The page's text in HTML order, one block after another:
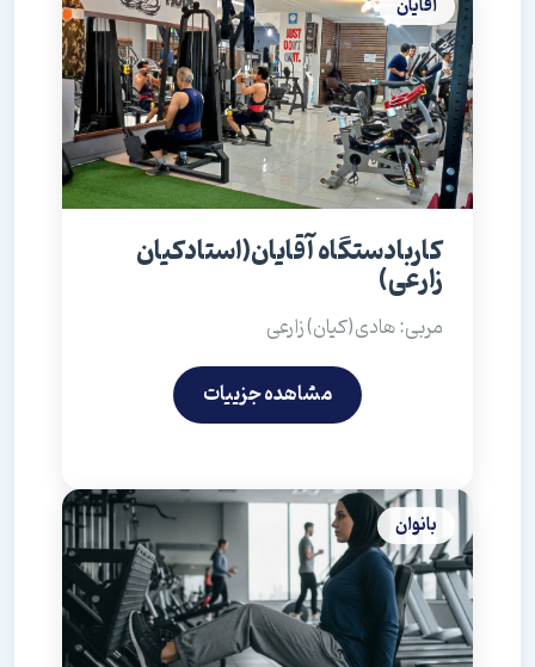
کاربادستگاه آقایان(استادکیان
زارعی)
مربی: هادی(کیان) زارعی
مشاهده جزییات
بانوان